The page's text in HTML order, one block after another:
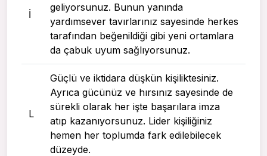
I
geliyorsunuz. Bunun yanında
yardımsever tavırlarınız sayesinde herkes
tarafından beğenildiği gibi yeni ortamlara
da çabuk uyum sağlıyorsunuz.
L
Güçlü ve iktidara düşkün kişiliktesiniz.
Ayrıca gücünüz ve hırsınız sayesinde de
sürekli olarak her işte başarılara imza
atıp kazanıyorsunuz. Lider kişiliğiniz
hemen her toplumda fark edilebilecek
düzeyde.